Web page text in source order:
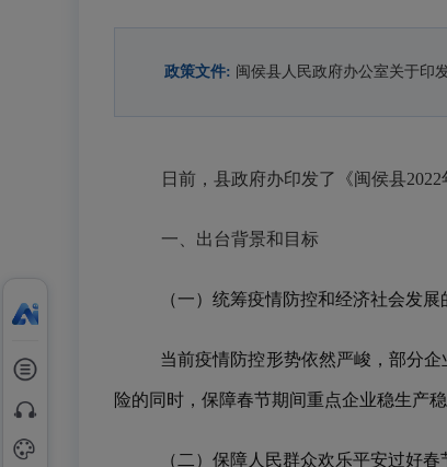
政策文件: 闽侯县人民政府办公室关于印
日前，县政府办印发了《闽侯县
一、出台背景和目标
（一）统筹疫情防控和经济社会发展
当前疫情防控形势依然严峻，部分
险的同时，保障春节期间重点企业稳生产稳
（二）保障人民群众欢乐平安过好春